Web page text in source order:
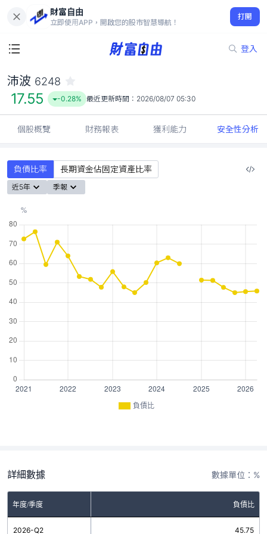
財富自由
立即使用APP，開啟您的股市智慧導航！
打開
登入
17.55
-0.28%
沛波 6248
17.55 -0.28% 最近更新時間： 2026/08/07 05:30
個股概覽 財務報表 獲利能力 安全性分析
負債比率 長期資金佔固定資產比率
近5年 季報
負債比
詳細數據 數據單位：%
年度/季度 負債比
2026-Q2 45.75